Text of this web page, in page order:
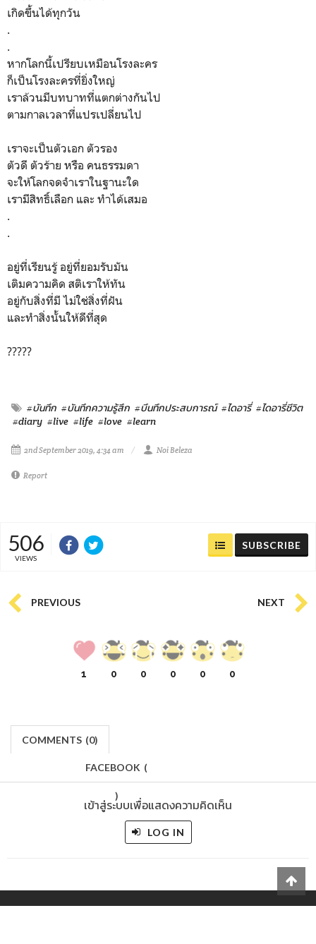
เกิดขึ้นได้ทุกวัน
.
.
หากโลกนี้เปรียบเหมือนโรงละคร
ก็เป็นโรงละครที่ยิ่งใหญ่
เราล้วนมีบทบาทที่แตกต่างกันไป
ตามกาลเวลาที่แปรเปลี่ยนไป
เราจะเป็นตัวเอก ตัวรอง
ตัวดี ตัวร้าย หรือ คนธรรมดา
จะให้โลกจดจำเราในฐานะใด
เรามีสิทธิ์เลือก และ ทำได้เสมอ
.
.
อยู่ที่เรียนรู้ อยู่ที่ยอมรับมัน
เติมความคิด สติเราให้ทัน
อยู่กับสิ่งที่มี ไม่ใช่สิ่งที่ฝัน
และทำสิ่งนั้นให้ดีที่สุด
?????
#บันทึก #บันทึกความรู้สึก #บึนทึกประสบการณ์ #ไดอารี่ #ไดอารี่ชีวิต
#diary #live #life #love #learn
2nd September 2019, 4:34 am Noi Beleza
Report
506
VIEWS
SUBSCRIBE
PREVIOUS NEXT
1 0 0 0 0 0
COMMENTS (0)
FACEBOOK (
)
เข้าสู่ระบบเพื่อแสดงความคิดเห็น
LOG IN